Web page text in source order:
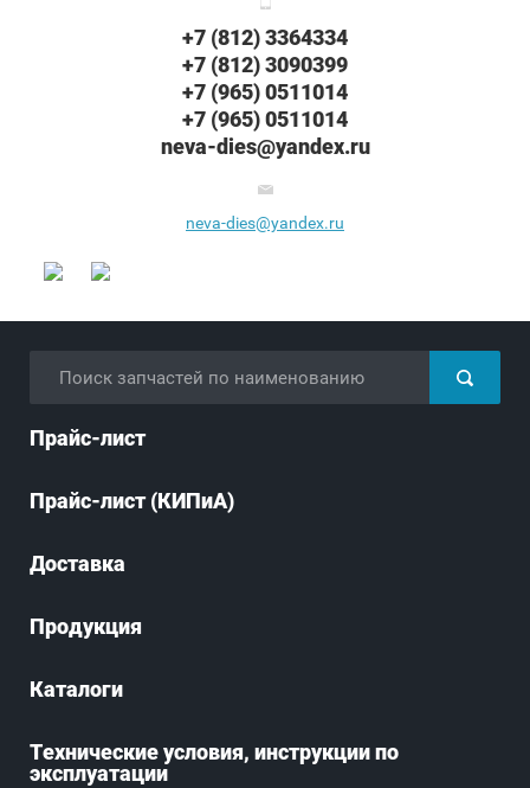
+7 (812) 3364334
+7 (812) 3090399
+7 (965) 0511014
+7 (965) 0511014
neva-dies@yandex.ru
neva-dies@yandex.ru
Прайс-лист
Прайс-лист (КИПиА)
Доставка
Продукция
Каталоги
Технические условия, инструкции по
эксплуатации